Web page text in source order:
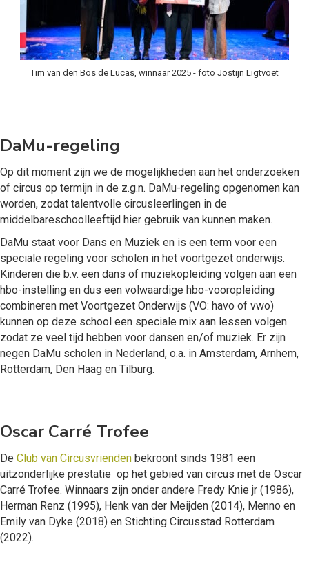
Tim van den Bos de Lucas, winnaar 2025 - foto Jostijn Ligtvoet
Oscar Carré Trofee
De Club van Circusvrienden bekroont sinds 1981 een
uitzonderlijke prestatie op het gebied van circus met de Oscar
Carré Trofee. Winnaars zijn onder andere Fredy Knie jr (1986),
Herman Renz (1995), Henk van der Meijden (2014), Menno en
Emily van Dyke (2018) en Stichting Circusstad Rotterdam
(2022).
DaMu-regeling
Op dit moment zijn we de mogelijkheden aan het onderzoeken
of circus op termijn in de z.g.n. DaMu-regeling opgenomen kan
worden, zodat talentvolle circusleerlingen in de
middelbareschoolleeftijd hier gebruik van kunnen maken.
DaMu staat voor Dans en Muziek en is een term voor een
speciale regeling voor scholen in het voortgezet onderwijs.
Kinderen die b.v. een dans of muziekopleiding volgen aan een
hbo-instelling en dus een volwaardige hbo-vooropleiding
combineren met Voortgezet Onderwijs (VO: havo of vwo)
kunnen op deze school een speciale mix aan lessen volgen
zodat ze veel tijd hebben voor dansen en/of muziek. Er zijn
negen DaMu scholen in Nederland, o.a. in Amsterdam, Arnhem,
Rotterdam, Den Haag en Tilburg.